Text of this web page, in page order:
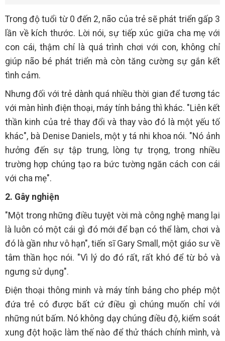
Trong độ tuổi từ 0 đến 2, não của trẻ sẽ phát triển gấp 3
lần về kích thước. Lời nói, sự tiếp xúc giữa cha mẹ với
con cái, thậm chí là quá trình chơi với con, không chỉ
giúp não bé phát triển mà còn tăng cường sự gắn kết
tình cảm.
Nhưng đối với trẻ dành quá nhiều thời gian để tương tác
với màn hình điện thoại, máy tính bảng thì khác. "Liên kết
thần kinh của trẻ thay đổi và thay vào đó là một yếu tố
khác", bà Denise Daniels, một y tá nhi khoa nói. "Nó ảnh
hưởng đến sự tập trung, lòng tự trọng, trong nhiều
trường hợp chúng tạo ra bức tường ngăn cách con cái
với cha mẹ".
2. Gây nghiện
"Một trong những điều tuyệt vời mà công nghệ mang lại
là luôn có một cái gì đó mới để bạn có thể làm, chơi và
đó là gần như vô hạn", tiến sĩ Gary Small, một giáo sư về
tâm thần học nói. "Vì lý do đó rất, rất khó để từ bỏ và
ngưng sử dụng".
Điện thoại thông minh và máy tính bảng cho phép một
đứa trẻ có được bất cứ điều gì chúng muốn chỉ với
những nút bấm. Nó không dạy chúng điều độ, kiểm soát
xung đột hoặc làm thế nào để thử thách chính mình, và